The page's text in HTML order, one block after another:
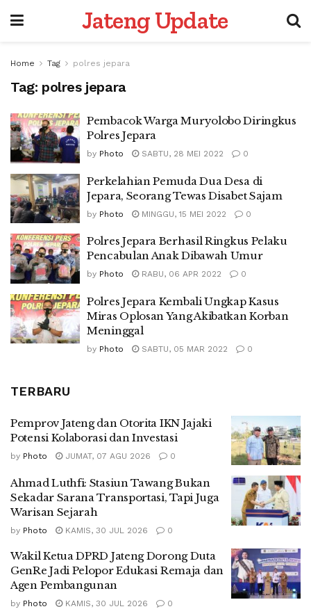
Jateng Update
Home Tag polres jepara
Tag: polres jepara
Pembacok Warga Muryolobo Diringkus
Polres Jepara
by Photo SABTU, 28 MEI 2022 0
Perkelahian Pemuda Dua Desa di
Jepara, Seorang Tewas Disabet Sajam
by Photo MINGGU, 15 MEI 2022 0
Polres Jepara Berhasil Ringkus Pelaku
Pencabulan Anak Dibawah Umur
by Photo RABU, 06 APR 2022 0
Polres Jepara Kembali Ungkap Kasus
Miras Oplosan Yang Akibatkan Korban
Meninggal
by Photo SABTU, 05 MAR 2022 0
TERBARU
Pemprov Jateng dan Otorita IKN Jajaki
Potensi Kolaborasi dan Investasi
by Photo JUMAT, 07 AGU 2026 0
Ahmad Luthfi: Stasiun Tawang Bukan
Sekadar Sarana Transportasi, Tapi Juga
Warisan Sejarah
by Photo KAMIS, 30 JUL 2026 0
Wakil Ketua DPRD Jateng Dorong Duta
GenRe Jadi Pelopor Edukasi Remaja dan
Agen Pembangunan
by Photo KAMIS, 30 JUL 2026 0